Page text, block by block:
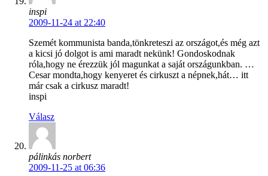
inspi
2009-11-24 at 22:40
Szemét kommunista banda,tönkreteszi az országot,és még azt
a kicsi jó dolgot is ami maradt nekünk! Gondoskodnak
róla,hogy ne érezzük jól magunkat a saját országunkban. …
Cesar mondta,hogy kenyeret és cirkuszt a népnek,hát… itt
már csak a cirkusz maradt!
inspi
Válasz
pálinkás norbert
2009-11-25 at 06:36